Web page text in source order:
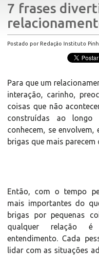
7 frases
Postado por Redação Instituto
Para que um
interação, carinho,
coisas que não
construídas ao
conhecem, se
brigas que mais
Então, com o tempo
mais importantes do
brigas por pequenas
qualquer relação é
entendimento. Cada
lidar com as situações